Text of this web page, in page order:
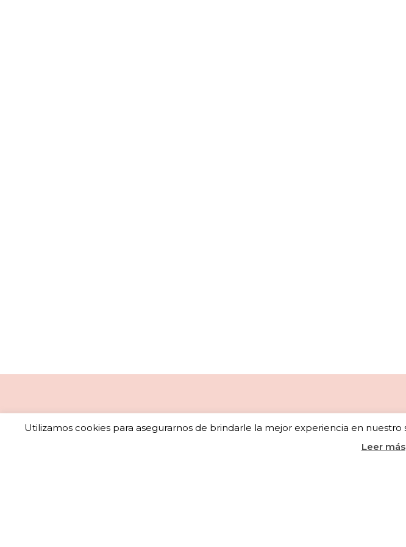
Utilizamos cookies para asegurarnos de brindarle la mejor experiencia en
Leer más